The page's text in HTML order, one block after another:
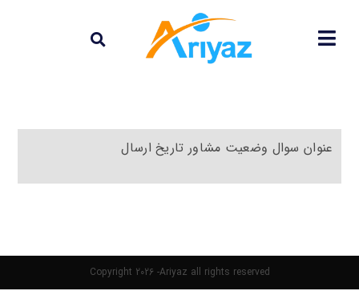
عنوان سوال وضعیت مشاور تاریخ ارسال
Copyright 2026 -Ariyaz all rights reserved